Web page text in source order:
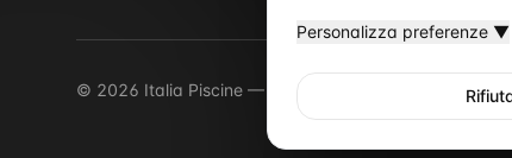
© 2026 Italia Piscine — Un sito del network
Personalizza preferenze ▼